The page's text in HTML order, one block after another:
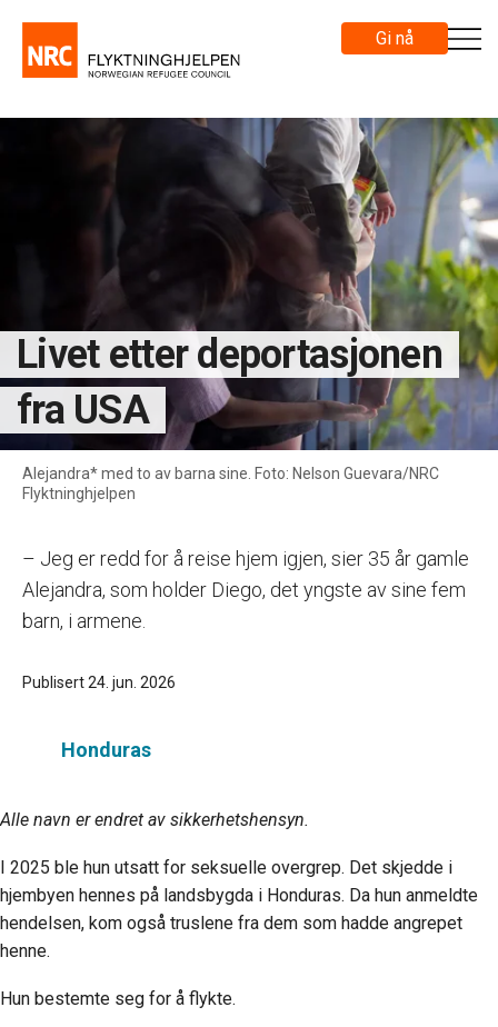
Gi nå
Livet etter deportasjonen
fra USA
Alejandra* med to av barna sine. Foto: Nelson Guevara/NRC
Flyktninghjelpen
– Jeg er redd for å reise hjem igjen, sier 35 år gamle
Alejandra, som holder Diego, det yngste av sine fem
barn, i armene.
Publisert 24. jun. 2026
Honduras
Alle navn er endret av sikkerhetshensyn.
I 2025 ble hun utsatt for seksuelle overgrep. Det skjedde i
hjembyen hennes på landsbygda i Honduras. Da hun anmeldte
hendelsen, kom også truslene fra dem som hadde angrepet
henne.
Hun bestemte seg for å flykte.